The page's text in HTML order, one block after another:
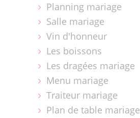
Planning mariage
Salle mariage
Vin d'honneur
Les boissons
Les dragées mariage
Menu mariage
Traiteur mariage
Plan de table mariage